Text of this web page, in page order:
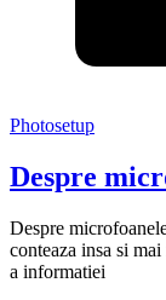
Photosetup
Despre
Despre
conteaza insa si
a informatiei